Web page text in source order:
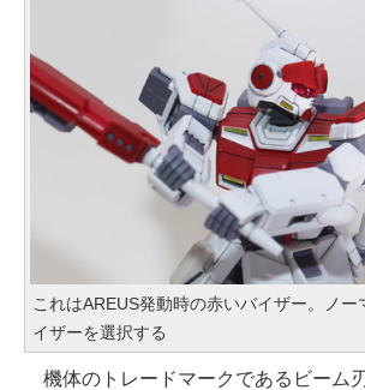
これはAREUS発動時の赤いバイザー。ノー
イザーを選択する
機体のトレードマークであるビーム